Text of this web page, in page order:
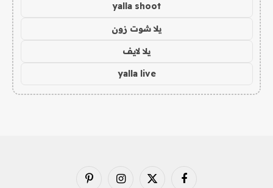
yalla shoot
يلا شوت زون
يلا لايف
yalla live
فيسبوك X الانستغرامبينتيريست